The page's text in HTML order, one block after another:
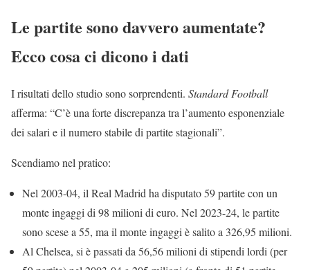
Le partite sono davvero aumentate?
Ecco cosa ci dicono i dati
I risultati dello studio sono sorprendenti. Standard Football
afferma: “C’è una forte discrepanza tra l’aumento esponenziale
dei salari e il numero stabile di partite stagionali”.
Scendiamo nel pratico:
Nel 2003-04, il Real Madrid ha disputato 59 partite con un
monte ingaggi di 98 milioni di euro. Nel 2023-24, le partite
sono scese a 55, ma il monte ingaggi è salito a 326,95 milioni.
Al Chelsea, si è passati da 56,56 milioni di stipendi lordi (per